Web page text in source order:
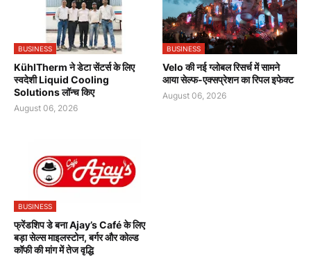
BUSINESS
KühlTherm ने डेटा सेंटर्स के लिए
स्वदेशी Liquid Cooling
Solutions लॉन्च किए
August 06, 2026
BUSINESS
Velo की नई ग्लोबल रिसर्च में सामने
आया सेल्फ-एक्सप्रेशन का रिपल इफेक्ट
August 06, 2026
BUSINESS
फ्रेंडशिप डे बना Ajay’s Café के लिए
बड़ा सेल्स माइलस्टोन, बर्गर और कोल्ड
कॉफी की मांग में तेज वृद्धि